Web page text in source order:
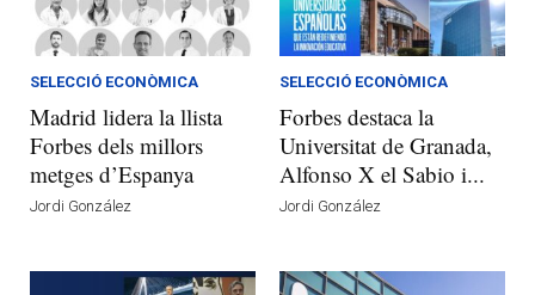
SELECCIÓ ECONÒMICA
Madrid lidera la llista
Forbes dels millors
metges d’Espanya
Jordi González
SELECCIÓ ECONÒMICA
Forbes destaca la
Universitat de Granada,
Alfonso X el Sabio i...
Jordi González